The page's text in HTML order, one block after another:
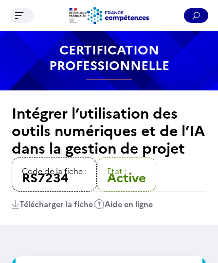
Contenu Recherche Menu Pied de page
Ouvrir le menu de navigation
CERTIFICATION
PROFESSIONNELLE
Intégrer l’utilisation des
outils numériques et de l’IA
dans la gestion de projet
Code de la fiche :
RS7234 Etat :
Active
Télécharger la fiche Aide en ligne